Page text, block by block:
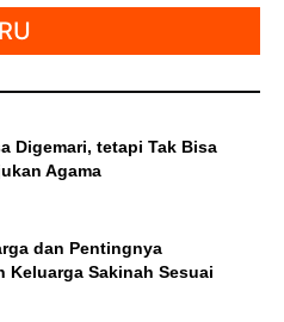
Digemari, tetapi Tak Bisa
Agama
dan Pentingnya
Keluarga Sakinah Sesuai